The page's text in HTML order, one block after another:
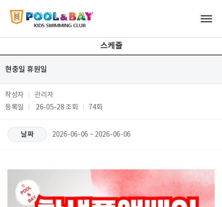
스케줄
현충일 휴원일
작성자
관리자
등록일
26-05-28조회 74회
날짜 2026-06-06 ~ 2026-06-06